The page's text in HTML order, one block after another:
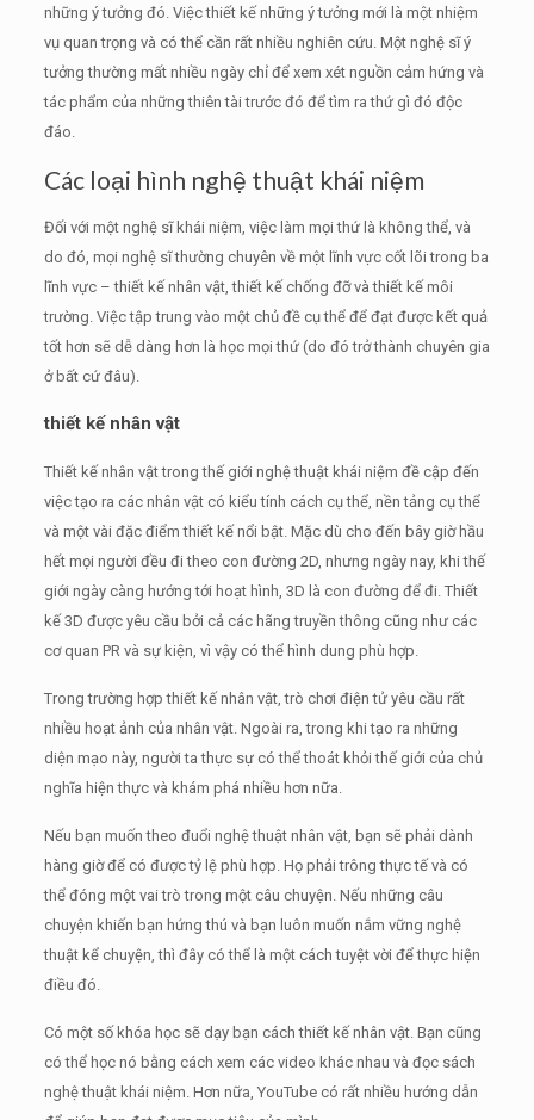
những ý tưởng đó. Việc thiết kế những ý tưởng mới là một nhiệm
vụ quan trọng và có thể cần rất nhiều nghiên cứu. Một nghệ sĩ ý
tưởng thường mất nhiều ngày chỉ để xem xét nguồn cảm hứng và
tác phẩm của những thiên tài trước đó để tìm ra thứ gì đó độc
đáo.
Các loại hình nghệ thuật khái niệm
Đối với một nghệ sĩ khái niệm, việc làm mọi thứ là không thể, và
do đó, mọi nghệ sĩ thường chuyên về một lĩnh vực cốt lõi trong ba
lĩnh vực – thiết kế nhân vật, thiết kế chống đỡ và thiết kế môi
trường. Việc tập trung vào một chủ đề cụ thể để đạt được kết quả
tốt hơn sẽ dễ dàng hơn là học mọi thứ (do đó trở thành chuyên gia
ở bất cứ đâu).
thiết kế nhân vật
Thiết kế nhân vật trong thế giới nghệ thuật khái niệm đề cập đến
việc tạo ra các nhân vật có kiểu tính cách cụ thể, nền tảng cụ thể
và một vài đặc điểm thiết kế nổi bật. Mặc dù cho đến bây giờ hầu
hết mọi người đều đi theo con đường 2D, nhưng ngày nay, khi thế
giới ngày càng hướng tới hoạt hình, 3D là con đường để đi. Thiết
kế 3D được yêu cầu bởi cả các hãng truyền thông cũng như các
cơ quan PR và sự kiện, vì vậy có thể hình dung phù hợp.
Trong trường hợp thiết kế nhân vật, trò chơi điện tử yêu cầu rất
nhiều hoạt ảnh của nhân vật. Ngoài ra, trong khi tạo ra những
diện mạo này, người ta thực sự có thể thoát khỏi thế giới của chủ
nghĩa hiện thực và khám phá nhiều hơn nữa.
Nếu bạn muốn theo đuổi nghệ thuật nhân vật, bạn sẽ phải dành
hàng giờ để có được tỷ lệ phù hợp. Họ phải trông thực tế và có
thể đóng một vai trò trong một câu chuyện. Nếu những câu
chuyện khiến bạn hứng thú và bạn luôn muốn nắm vững nghệ
thuật kể chuyện, thì đây có thể là một cách tuyệt vời để thực hiện
điều đó.
Có một số khóa học sẽ dạy bạn cách thiết kế nhân vật. Bạn cũng
có thể học nó bằng cách xem các video khác nhau và đọc sách
nghệ thuật khái niệm. Hơn nữa, YouTube có rất nhiều hướng dẫn